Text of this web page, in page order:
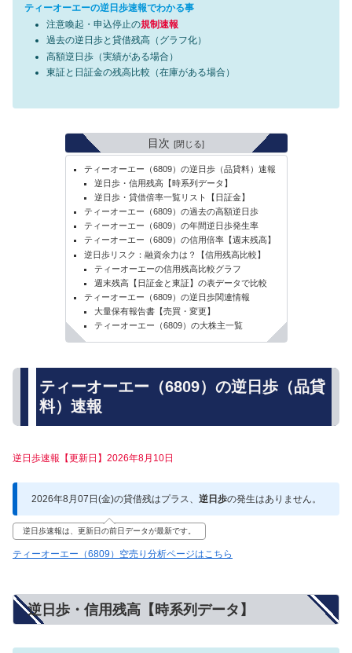
ティーオーエーの逆日歩速報でわかる事
注意喚起・申込停止の規制速報
過去の逆日歩と貸借残高（グラフ化）
高額逆日歩（実績がある場合）
東証と日証金の残高比較（在庫がある場合）
目次
ティーオーエー（6809）の逆日歩（品貸料）速報
逆日歩・信用残高【時系列データ】
逆日歩・貸借倍率一覧リスト【日証金】
ティーオーエー（6809）の過去の高額逆日歩
ティーオーエー（6809）の年間逆日歩発生率
ティーオーエー（6809）の信用倍率【週末残高】
逆日歩リスク：融資余力は？【信用残高比較】
ティーオーエーの信用残高比較グラフ
週末残高【日証金と東証】の表データで比較
ティーオーエー（6809）の逆日歩関連情報
大量保有報告書【売買・変更】
ティーオーエー（6809）の大株主一覧
ティーオーエー（6809）の逆日歩（品貸
料）速報
逆日歩速報【更新日】2026年8月10日
2026年8月07日(金)の貸借残はプラス、 逆日歩の発生はありません。
逆日歩速報は、更新日の前日データが最新です。
ティーオーエー（6809）空売り分析ページはこちら
逆日歩・信用残高【時系列データ】